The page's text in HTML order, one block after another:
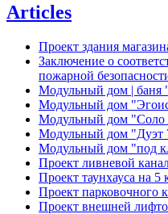
Articles
Проект здания
Заключение о
пожарной
Модульный дом | баня
Модульный дом
Модульный дом "Соло
Модульный дом "Дуэт
Модульный дом "под
Проект ливневой
Проект таунхауса на 5
Проект парковочного
Проект внешней